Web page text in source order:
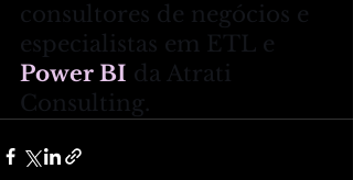
consultores de negócios e
especialistas em ETL e
Power BI da Atrati
Consulting.